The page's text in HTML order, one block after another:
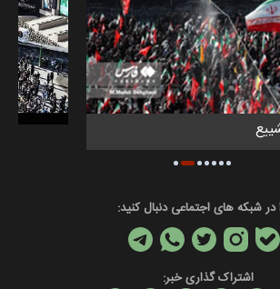
در شبکه های اجتماعی دنبال کنید:
اشتراک گذاری خبر: